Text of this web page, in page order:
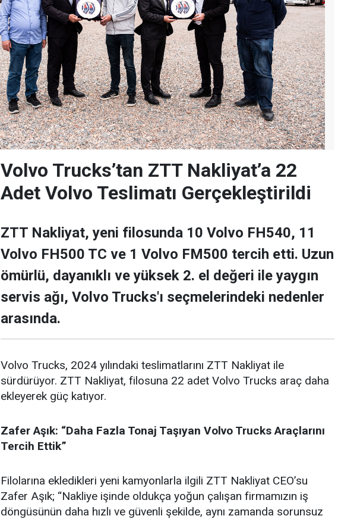
Volvo Trucks’tan ZTT Nakliyat’a 22
Adet Volvo Teslimatı Gerçekleştirildi
ZTT Nakliyat, yeni filosunda 10 Volvo FH540, 11
Volvo FH500 TC ve 1 Volvo FM500 tercih etti. Uzun
ömürlü, dayanıklı ve yüksek 2. el değeri ile yaygın
servis ağı, Volvo Trucks'ı seçmelerindeki nedenler
arasında.
Volvo Trucks, 2024 yılındaki teslimatlarını ZTT Nakliyat ile
sürdürüyor. ZTT Nakliyat, filosuna 22 adet Volvo Trucks araç daha
ekleyerek güç katıyor.
Zafer Aşık: “Daha Fazla Tonaj Taşıyan Volvo Trucks Araçlarını
Tercih Ettik”
Filolarına ekledikleri yeni kamyonlarla ilgili ZTT Nakliyat CEO’su
Zafer Aşık; “Nakliye işinde oldukça yoğun çalışan firmamızın iş
döngüsünün daha hızlı ve güvenli şekilde, aynı zamanda sorunsuz